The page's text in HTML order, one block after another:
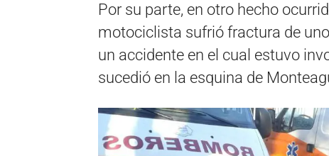
Por su parte, en otro hecho
motociclista sufrió fractura de
un accidente en el cual estuvo
sucedió en la esquina de